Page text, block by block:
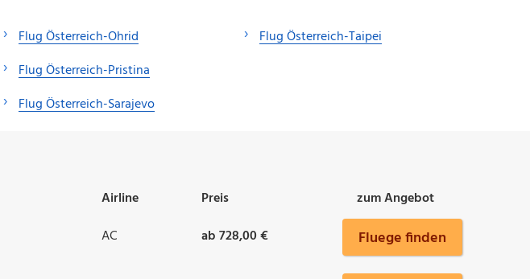
Flug Österreich-Ohrid
Flug Österreich-Pristina
Flug Österreich-Sarajevo
Flug Österreich-Taipei
Airline Preis
zum Angebot
AC ab 728,00 € Fluege finden